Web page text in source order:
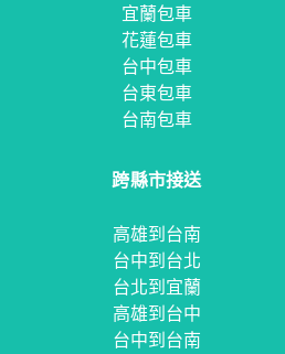
宜蘭包車
花蓮包車
台中包車
台東包車
台南包車
跨縣市接送
高雄到台南
台中到台北
台北到宜蘭
高雄到台中
台中到台南